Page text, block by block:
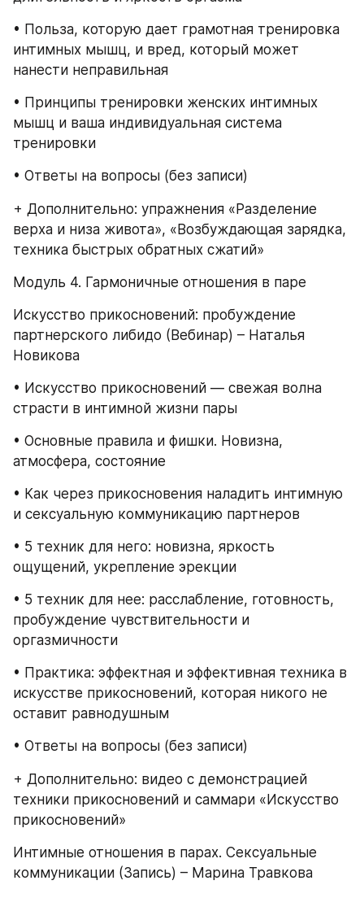
• Польза, которую дает грамотная тренировка
интимных мышц, и вред, который может
нанести неправильная
• Принципы тренировки женских интимных
мышц и ваша индивидуальная система
тренировки
• Ответы на вопросы (без записи)
+ Дополнительно: упражнения «Разделение
верха и низа живота», «Возбуждающая зарядка,
техника быстрых обратных сжатий»
Модуль 4. Гармоничные отношения в паре
Искусство прикосновений: пробуждение
партнерского либидо (Вебинар) – Наталья
Новикова
• Искусство прикосновений — свежая волна
страсти в интимной жизни пары
• Основные правила и фишки. Новизна,
атмосфера, состояние
• Как через прикосновения наладить интимную
и сексуальную коммуникацию партнеров
• 5 техник для него: новизна, яркость
ощущений, укрепление эрекции
• 5 техник для нее: расслабление, готовность,
пробуждение чувствительности и
оргазмичности
• Практика: эффектная и эффективная техника в
искусстве прикосновений, которая никого не
оставит равнодушным
• Ответы на вопросы (без записи)
+ Дополнительно: видео с демонстрацией
техники прикосновений и саммари «Искусство
прикосновений»
Интимные отношения в парах. Сексуальные
коммуникации (Запись) – Марина Травкова